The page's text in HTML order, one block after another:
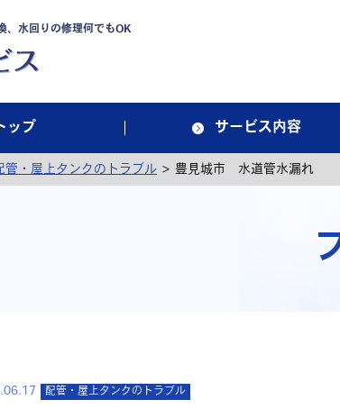
、水回りの修理何でもOK
トップ サービス内容
管・屋上タンクのトラブル > 豊見城市 水道管水漏れ
配管・屋上タンクのトラブル